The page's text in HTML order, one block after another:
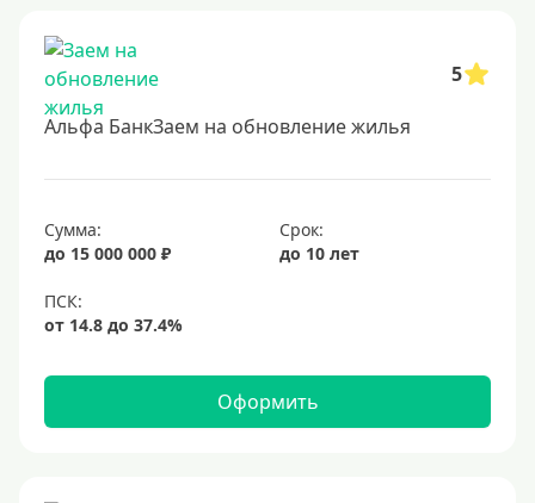
5
Альфа БанкЗаем на обновление жилья
Сумма:
до 15 000 000 ₽
Срок:
до 10 лет
Оформить